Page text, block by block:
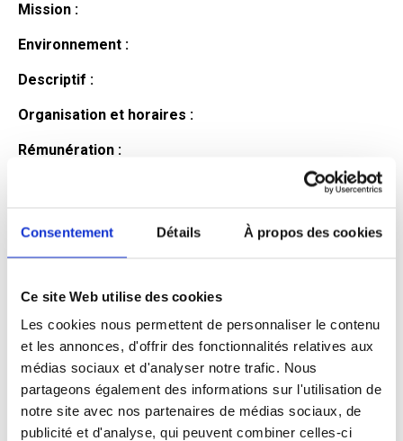
Consentement Détails À propos des cookies
Ce site Web utilise des cookies
Les cookies nous permettent de personnaliser le contenu
et les annonces, d'offrir des fonctionnalités relatives aux
médias sociaux et d'analyser notre trafic. Nous
partageons également des informations sur l'utilisation de
notre site avec nos partenaires de médias sociaux, de
publicité et d'analyse, qui peuvent combiner celles-ci
Mission :
Environnement :
Descriptif :
Organisation et horaires :
Rémunération :
Profil du
candidat
Qualifications et diplômes :
Profil recherché :